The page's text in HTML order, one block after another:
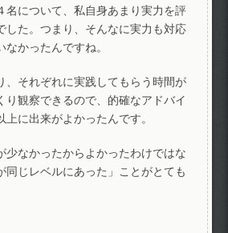
名について、私自身あまり実力を評
した。つまり、そんなに実力も対応
かったんですね。
、それぞれに実践してもらう時間が
り観察できるので、的確なアドバイ
に出来がよかったんです。
少なかったからよかったわけではな
同じレベルにあった」ことがとても